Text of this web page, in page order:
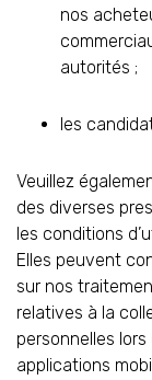
nos
autorités ;
les
Veuillez
des diverses
les conditions
Elles peuvent
sur nos
relatives à la
personnelles
applications